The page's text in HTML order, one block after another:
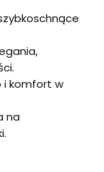
i komfort w
na